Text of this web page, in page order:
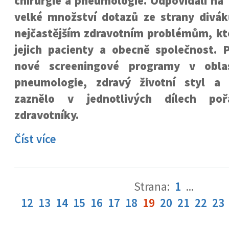
velké množství dotazů ze strany
nejčastějším zdravotním problémům,
jejich pacienty a obecně společnost.
nové screeningové programy v
pneumologie, zdravý životní styl a
zaznělo v jednotlivých dílech
zdravotníky.
Číst více
Strana: 1 ...
12 13 14 15 16 17 18 19 20 21 22 23